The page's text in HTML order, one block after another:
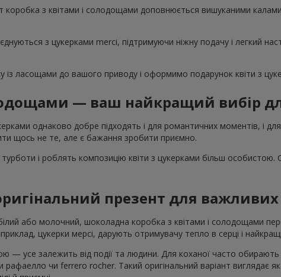
коробка з квітами і солодощами доповнюється вишуканими
з цукерками merci, підтримуючи ніжну подачу і легкий
із ласощами до вашого приводу і оформимо подарунок квіти з
— ваш найкращий вибір
однаково добре підходять і для романтичних моментів, і
щось не те, але є бажання зробити приємно.
і роблять композицію квіти з цукерками більш
презент для
або молочний, шоколадна коробка з квітами і солодощами
цукерки мерсі, дарують отримувачу тепло в серці і
усе залежить від події та людини. Для коханої часто обирають
рафаелло чи ferrero rocher. Такий оригінальний варіант виглядає